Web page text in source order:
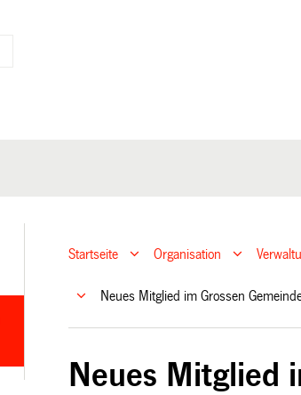
Startseite Organisation
Neues Mitglied im Grossen
Neues Mitglied